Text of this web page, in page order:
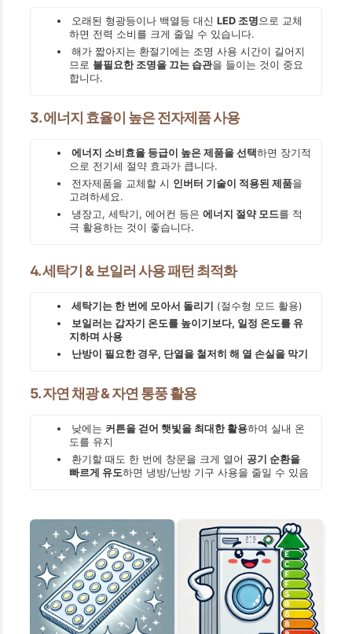
오래된 형광등이나 백열등 대신 LED 조명 으로 교체
하면 전력 소비를 크게 줄일 수 있습니다.
해가 짧아지는 환절기에는 조명 사용 시간이 길어지
므로 불필요한 조명을 끄는 습관을 들이는 것이 중요
합니다.
3. 에너지 효율이 높은 전자제품 사용
에너지 소비효율 등급이 높은 제품을 선택하면 장기적
으로 전기세 절약 효과가 큽니다.
전자제품을 교체할 시 인버터 기술이 적용된 제품을
고려하세요.
냉장고, 세탁기, 에어컨 등은 에너지 절약 모드를 적
극 활용하는 것이 좋습니다.
4. 세탁기 & 보일러 사용 패턴 최적화
세탁기는 한 번에 모아서 돌리기
(절수형 모드 활용)
보일러는 갑자기 온도를 높이기보다, 일정 온도를 유
지하며 사용
난방이 필요한 경우, 단열을 철저히 해 열 손실을 막기
5. 자연 채광 & 자연 통풍 활용
낮에는 커튼을 걷어 햇빛을 최대한 활용하여 실내 온
도를 유지
환기할 때도 한 번에 창문을 크게 열어 공기 순환을
빠르게 유도하면 냉방/난방 기구 사용을 줄일 수 있음